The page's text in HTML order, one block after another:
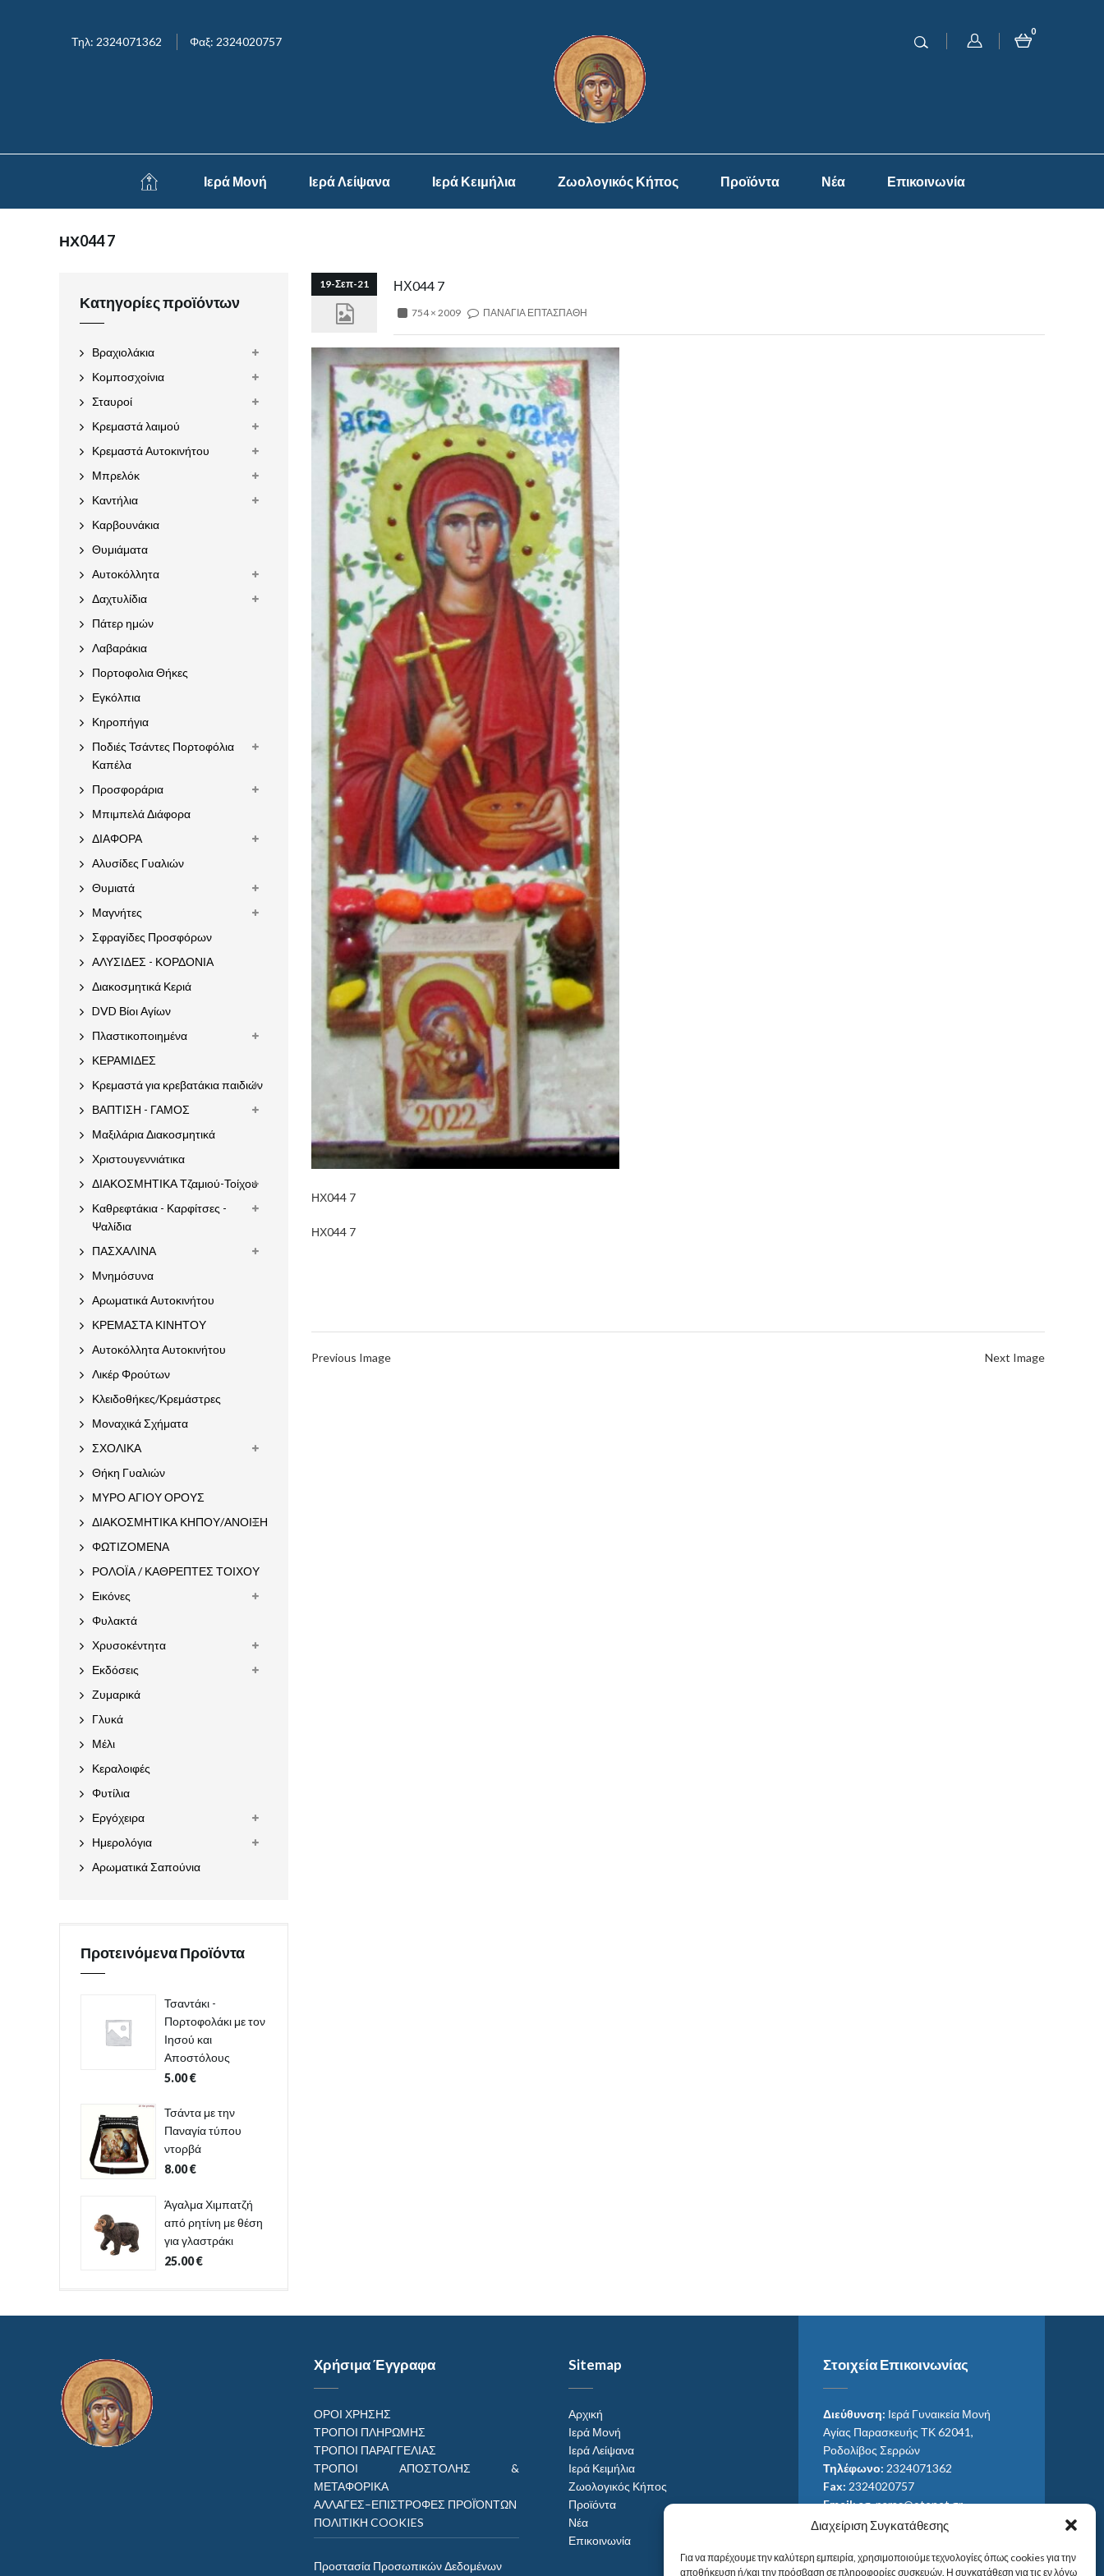
Διαχείριση Συγκατάθεσης
Για να παρέχουμε την καλύτερη εμπειρία, χρησιμοποιούμε τεχνολογίες όπως cookies για την
αποθήκευση ή/και την πρόσβαση σε πληροφορίες συσκευών. Η συγκατάθεση για τις εν λόγω
Τηλ: 2324071362 Φαξ: 2324020757
0
Ιερά Μονή Ιερά Λείψανα Ιερά Κειμήλια Ζωολογικός Κήπος Προϊόντα Νέα Επικοινωνία
ΗΧ044 7
19-Σεπ-21 ΗΧ044 7
754 × 2009 ΠΑΝΑΓΙΑ ΕΠΤΑΣΠΑΘΗ
ΗΧ044 7
ΗΧ044 7
Previous Image Next Image
Κατηγορίες προϊόντων
Βραχιολάκια
Κομποσχοίνια
Σταυροί
Κρεμαστά λαιμού
Κρεμαστά Αυτοκινήτου
Μπρελόκ
Καντήλια
Καρβουνάκια
Θυμιάματα
Αυτοκόλλητα
Δαχτυλίδια
Πάτερ ημών
Λαβαράκια
Πορτοφολια Θήκες
Εγκόλπια
Κηροπήγια
Ποδιές Τσάντες Πορτοφόλια
Καπέλα
Προσφοράρια
Μπιμπελά Διάφορα
ΔΙΑΦΟΡΑ
Αλυσίδες Γυαλιών
Θυμιατά
Μαγνήτες
Σφραγίδες Προσφόρων
ΑΛΥΣΙΔΕΣ - ΚΟΡΔΟΝΙΑ
Διακοσμητικά Κεριά
DVD Βίοι Αγίων
Πλαστικοποιημένα
ΚΕΡΑΜΙΔΕΣ
Κρεμαστά για κρεβατάκια παιδιών
ΒΑΠΤΙΣΗ - ΓΑΜΟΣ
Μαξιλάρια Διακοσμητικά
Χριστουγεννιάτικα
ΔΙΑΚΟΣΜΗΤΙΚΑ Τζαμιού-Τοίχου
Καθρεφτάκια - Καρφίτσες -
Ψαλίδια
ΠΑΣΧΑΛΙΝΑ
Μνημόσυνα
Αρωματικά Αυτοκινήτου
ΚΡΕΜΑΣΤΑ ΚΙΝΗΤΟΥ
Αυτοκόλλητα Αυτοκινήτου
Λικέρ Φρούτων
Κλειδοθήκες/Κρεμάστρες
Μοναχικά Σχήματα
ΣΧΟΛΙΚΑ
Θήκη Γυαλιών
ΜΥΡΟ ΑΓΙΟΥ ΟΡΟΥΣ
ΔΙΑΚΟΣΜΗΤΙΚΑ ΚΗΠΟΥ/ΑΝΟΙΞΗ
ΦΩΤΙΖΟΜΕΝΑ
ΡΟΛΟΪΑ / ΚΑΘΡΕΠΤΕΣ ΤΟΙΧΟΥ
Εικόνες
Φυλακτά
Χρυσοκέντητα
Εκδόσεις
Ζυμαρικά
Γλυκά
Μέλι
Κεραλοιφές
Φυτίλια
Εργόχειρα
Ημερολόγια
Αρωματικά Σαπούνια
Προτεινόμενα Προϊόντα
Τσαντάκι -
Πορτοφολάκι με τον
Ιησού και
Αποστόλους
5.00€
Τσάντα με την
Παναγία τύπου
ντορβά
8.00€
Άγαλμα Χιμπατζή
από ρητίνη με θέση
για γλαστράκι
25.00€
Χρήσιμα Έγγραφα
ΟΡΟΙ ΧΡΗΣΗΣ
ΤΡΟΠΟΙ ΠΛΗΡΩΜΗΣ
ΤΡΟΠΟΙ ΠΑΡΑΓΓΕΛΙΑΣ
ΤΡΟΠΟΙ ΑΠΟΣΤΟΛΗΣ &
ΜΕΤΑΦΟΡΙΚΑ
ΑΛΛΑΓΕΣ–ΕΠΙΣΤΡΟΦΕΣ ΠΡΟΪΌΝΤΩΝ
ΠΟΛΙΤΙΚΗ COOKIES
Προστασία Προσωπικών Δεδομένων
Sitemap
Αρχική
Ιερά Μονή
Ιερά Λείψανα
Ιερά Κειμήλια
Ζωολογικός Κήπος
Προϊόντα
Νέα
Επικοινωνία
Στοιχεία Επικοινωνίας
Διεύθυνση: Ιερά Γυναικεία Μονή
Αγίας Παρασκευής ΤΚ 62041,
Ροδολίβος Σερρών
Τηλέφωνο: 2324071362
Fax: 2324020757
Email:ag_paras@otenet.gr
Email:info@im-agparaskevis.gr
Από ανατολή έως και δύση του ηλίου.